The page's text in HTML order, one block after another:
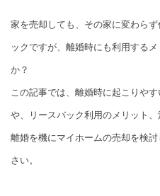
家を売却しても、その家に変わら
ックですが、離婚時にも利用する
か？
この記事では、離婚時に起こりや
や、リースバック利用のメリット、
離婚を機にマイホームの売却を検
さい。